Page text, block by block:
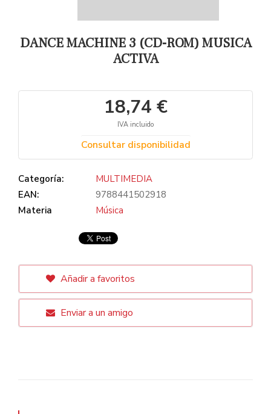
DANCE MACHINE 3 (CD-ROM) MUSICA
ACTIVA
18,74 €
IVA incluido
Consultar disponibilidad
Categoría:
MULTIMEDIA
EAN:
9788441502918
Materia
Música
Añadir a favoritos
Enviar a un amigo